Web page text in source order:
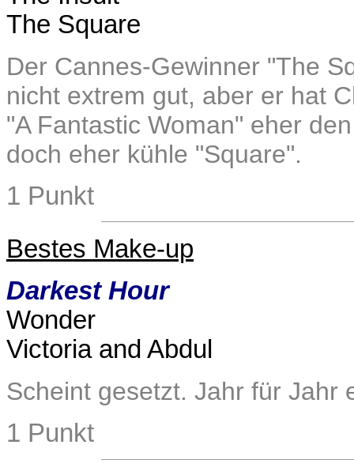
The Square
Der Cannes-Gewinner "The
nicht extrem gut, aber er hat
"A Fantastic Woman" eher
doch eher kühle "Square".
1 Punkt
Bestes Make-up
Darkest Hour
Wonder
Victoria and Abdul
Scheint gesetzt. Jahr für Jahr
1 Punkt